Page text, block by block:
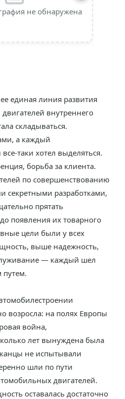
не обнаружена
единая линия развития
внутреннего
складываться.
а каждый
таки хотел выделяться.
борьба за клиента.
по совершенствованию
секретными разработками,
прятать
появления их товарного
цели были у всех
выше надежность,
— каждый шел
возросла: на полях Европы
война,
лет вынуждена была
не испытывали
шли по пути
двигателей.
оставалась достаточно